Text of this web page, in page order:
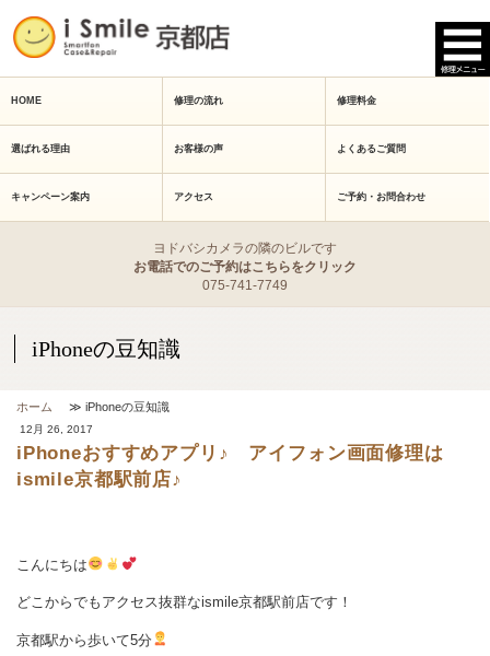
HOME 修理の流れ 修理料金
選ばれる理由 お客様の声 よくあるご質問
キャンペーン案内 アクセス ご予約・お問合わせ
ヨドバシカメラの隣のビルです
お電話でのご予約はこちらをクリック
075-741-7749
iPhoneの豆知識
ホーム ≫ iPhoneの豆知識
12月 26, 2017
iPhoneおすすめアプリ♪ アイフォン画面修理は
ismile京都駅前店♪
こんにちは
どこからでもアクセス抜群なismile京都駅前店です！
京都駅から歩いて5分